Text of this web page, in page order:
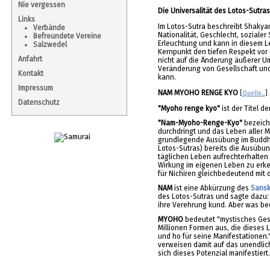
Nie vergessen
Links
Verbände
Befreundete Vereine
Salzwedel
Anfahrt
Kontakt
Impressum
Datenschutz
Die Universalität des Lotos-
Im Lotos-Sutra beschreibt
Nationalität, Geschlecht, sozialer
Erleuchtung und kann in diesem
Kernpunkt den tiefen Respekt
nicht auf die Änderung äußerer
Veränderung von Gesellschaft
kann.
NAM MYOHO RENGE KYO[ Quelle...
"Myoho renge kyo"ist der Titel
"Nam-Myoho-Renge-Kyo"
durchdringt und das Leben aller
grundlegende Ausübung im
Lotos-Sutras) bereits die
täglichen Leben aufrechterhalten
Wirkung im eigenen Leben zu
für Nichiren gleichbedeutend mit
NAMist eine Abkürzung des
des Lotos-Sutras und sagte
ihre Verehrung kund. Aber was
MYOHObedeutet "mystisches
Millionen Formen aus, die dieses
und ho für seine
verweisen damit auf das
sich dieses Potenzial